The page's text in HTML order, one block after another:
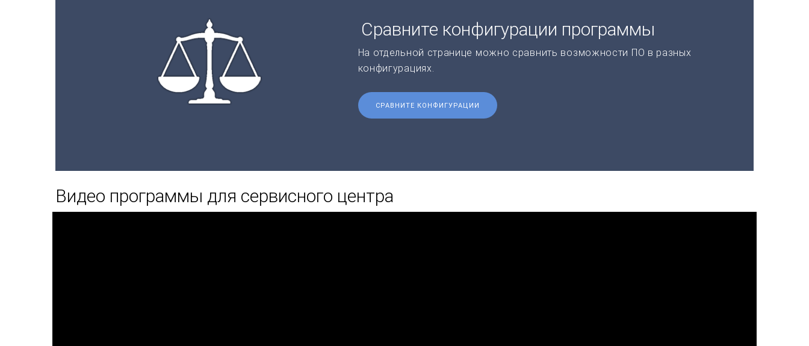
Сравните конфигурации программы
На отдельной странице можно сравнить возможности ПО в разных
конфигурациях.
СРАВНИТЕ КОНФИГУРАЦИИ
Видео программы для сервисного центра